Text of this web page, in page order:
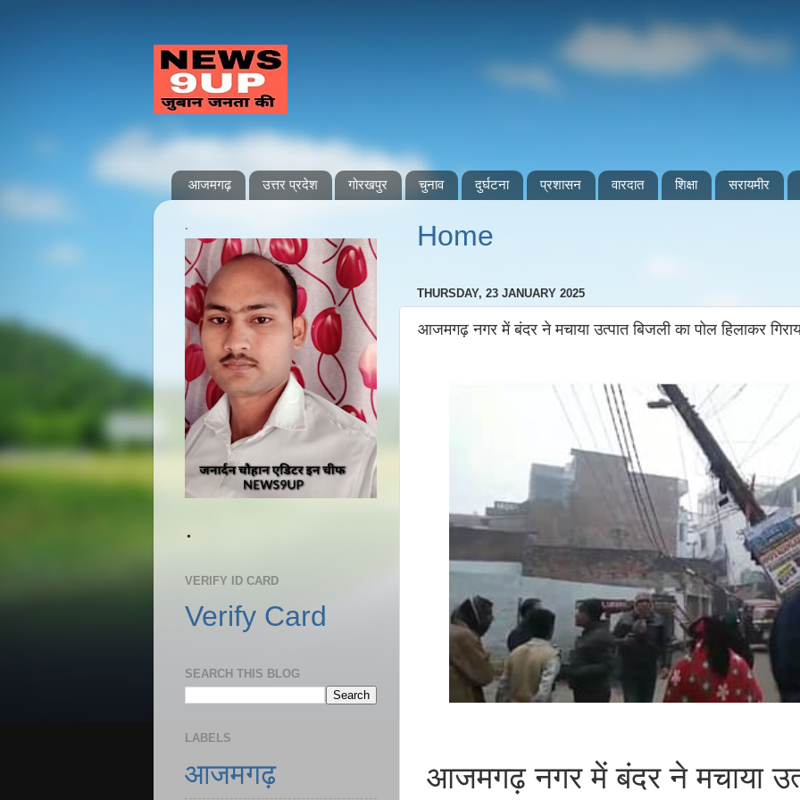
आजमगढ़ उत्तर प्रदेश गोरखपुर चुनाव दुर्घटना प्रशासन वारदात शिक्षा सरायमीर
Home
THURSDAY, 23 JANUARY 2025
आजमगढ़ नगर में बंदर ने मचाया उत्पात बिजली का पोल हिलाकर
आजमगढ़ नगर में बंदर ने मचाया
.
.
VERIFY ID CARD
Verify Card
SEARCH THIS BLOG
LABELS
आजमगढ़